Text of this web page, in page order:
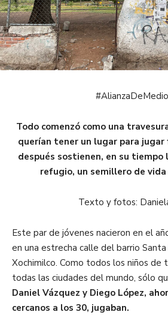
Todo comenzó como una
querían tener un lugar para
después sostienen, en su tiempo
refugio, un semillero de vida
Texto y fotos:
Este par de jóvenes nacieron en el
en una estrecha calle del barrio
Xochimilco. Como todos los niños de
todas las ciudades del mundo, sólo
Daniel Vázquez y Diego López,
cercanos a los 30, jugaban.